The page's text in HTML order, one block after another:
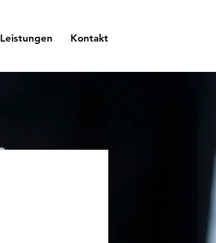
Leistungen Kontakt